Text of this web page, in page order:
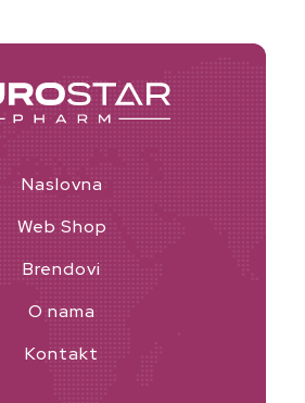
Naslovna
Web Shop
Brendovi
O nama
Kontakt